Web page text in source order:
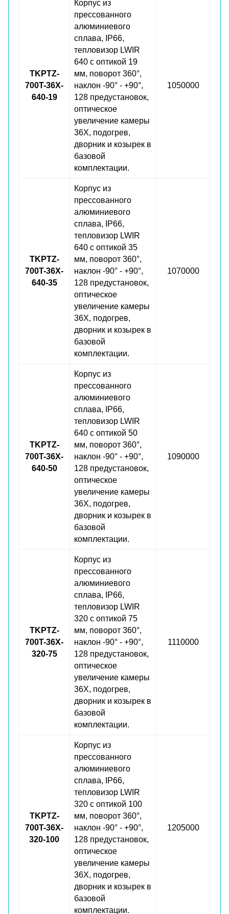
TKPTZ-
700T-36X-
640-19
Корпус из
прессованного
алюминиевого
сплава, IP66,
тепловизор LWIR
640 с оптикой 19
мм, поворот 360°,
наклон -90° - +90°,
128 предустановок,
оптическое
увеличение камеры
36X, подогрев,
дворник и козырек в
базовой
комплектации.
1050000
TKPTZ-
700T-36X-
640-35
Корпус из
прессованного
алюминиевого
сплава, IP66,
тепловизор LWIR
640 с оптикой 35
мм, поворот 360°,
наклон -90° - +90°,
128 предустановок,
оптическое
увеличение камеры
36X, подогрев,
дворник и козырек в
базовой
комплектации.
1070000
TKPTZ-
700T-36X-
640-50
Корпус из
прессованного
алюминиевого
сплава, IP66,
тепловизор LWIR
640 с оптикой 50
мм, поворот 360°,
наклон -90° - +90°,
128 предустановок,
оптическое
увеличение камеры
36X, подогрев,
дворник и козырек в
базовой
комплектации.
1090000
TKPTZ-
700T-36X-
320-75
Корпус из
прессованного
алюминиевого
сплава, IP66,
тепловизор LWIR
320 с оптикой 75
мм, поворот 360°,
наклон -90° - +90°,
128 предустановок,
оптическое
увеличение камеры
36X, подогрев,
дворник и козырек в
базовой
комплектации.
1110000
TKPTZ-
700T-36X-
320-100
Корпус из
прессованного
алюминиевого
сплава, IP66,
тепловизор LWIR
320 с оптикой 100
мм, поворот 360°,
наклон -90° - +90°,
128 предустановок,
оптическое
увеличение камеры
36X, подогрев,
дворник и козырек в
базовой
комплектации.
1205000